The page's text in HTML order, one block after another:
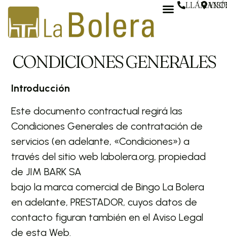
CONDICIONES GENERALES
Introducción
Este documento contractual regirá las
Condiciones Generales de contratación de
servicios (en adelante, «Condiciones») a
través del sitio web labolera.org, propiedad
de JIM BARK SA
bajo la marca comercial de Bingo La Bolera
en adelante, PRESTADOR, cuyos datos de
contacto figuran también en el Aviso Legal
de esta Web.